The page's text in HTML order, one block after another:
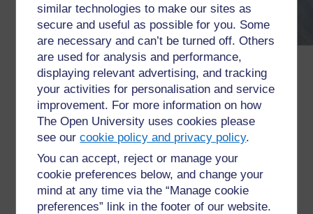
similar technologies to make our sites as
secure and useful as possible for you. Some
are necessary and can’t be turned off. Others
are used for analysis and performance,
displaying relevant advertising, and tracking
your activities for personalisation and service
improvement. For more information on how
The Open University uses cookies please
see ourcookie policy and privacy policy.
You can accept, reject or manage your
cookie preferences below, and change your
mind at any time via the “Manage cookie
preferences” link in the footer of our website.
අනුගමනය කළ යුතු පියවර:
නියැදියක් එකතු කිරීම සඳහා ඔබේ උපකරණ
සංවිධානය කරන්න
ඔබේ නියැදිය එකතු කරන්න
විශ්ලේෂණය කරන්න
ප්රතිඵල බලන්න සහ දත්ත වගුවක් හෝ වගුවක්
නිෂ්පාදනය කරන්න